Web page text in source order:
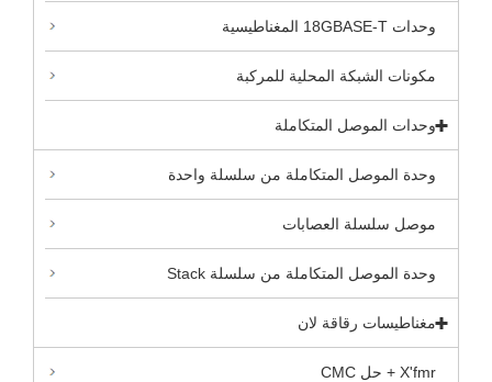
وحدات 18GBASE-T المغناطيسية
مكونات الشبكة المحلية للمركبة
وحدات الموصل المتكاملة
وحدة الموصل المتكاملة من سلسلة واحدة
موصل سلسلة العصابات
وحدة الموصل المتكاملة من سلسلة Stack
مغناطيسات رقاقة لان
X'fmr + حل CMC